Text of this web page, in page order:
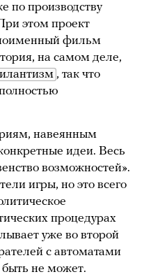
по производству
этом проект
фильм
на самом деле,
, так что
навеянным
идеи. Весь
возможностей».
игры, но это всего
процедурах
уже во второй
с автоматами
быть не может.